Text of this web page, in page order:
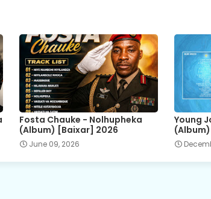
Fosta Chauke - Nolhupheka
(Album) [Baixar] 2026
June 09, 2026
Young
(Album)